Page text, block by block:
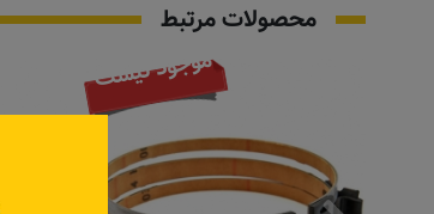
محصولات مرتبط
موجود نیست